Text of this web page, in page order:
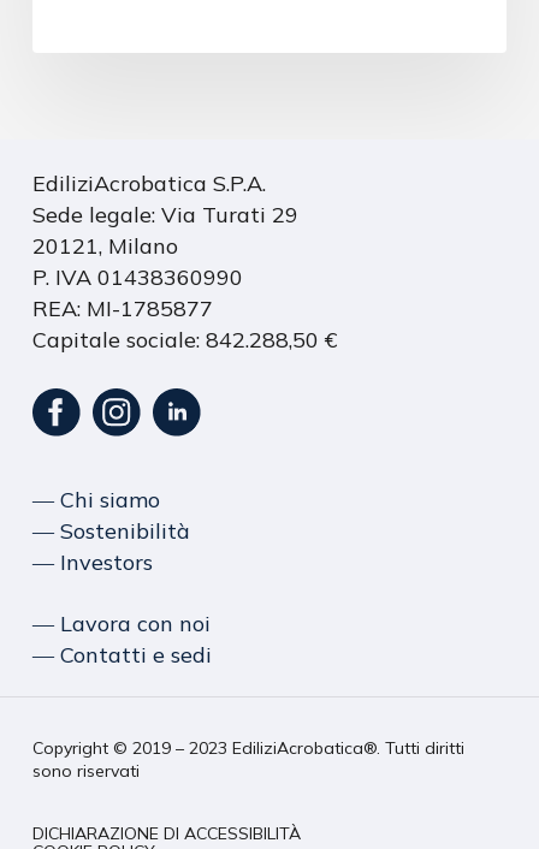
EdiliziAcrobatica S.P.A.
Sede legale: Via Turati 29
20121, Milano
P. IVA 01438360990
REA: MI-1785877
Capitale sociale: 842.288,50 €
― Chi siamo
― Sostenibilità
― Investors
― Lavora con noi
― Contatti e sedi
Copyright © 2019 – 2023 EdiliziAcrobatica®. Tutti diritti
sono riservati
DICHIARAZIONE DI ACCESSIBILITÀ